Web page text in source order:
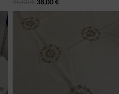
38,00€